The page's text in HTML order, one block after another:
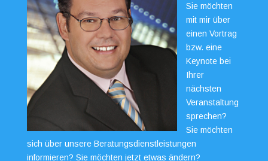
Sie möchten
mit mir über
einen Vortrag
bzw. eine
Keynote bei
Ihrer
nächsten
Veranstaltung
sprechen?
Sie möchten
sich über unsere Beratungsdienstleistungen
informieren? Sie möchten jetzt etwas ändern?